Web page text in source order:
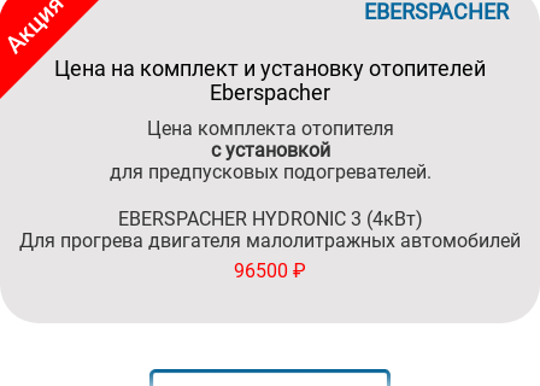
EBERSPACHER
Цена на комплект и установку отопителей
Eberspacher
Цена комплекта отопителя
c установкой
для предпусковых подогревателей.
EBERSPACHER HYDRONIC 3 (4кВт)
Для прогрева двигателя малолитражных автомобилей
96500 ₽